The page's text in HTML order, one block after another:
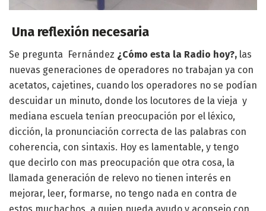
Una reflexión necesaria
Se pregunta Fernández ¿Cómo esta la Radio hoy?, las
nuevas generaciones de operadores no trabajan ya con
acetatos, cajetines, cuando los operadores no se podían
descuidar un minuto, donde los locutores de la vieja y
mediana escuela tenían preocupación por el léxico,
dicción, la pronunciación correcta de las palabras con
coherencia, con sintaxis. Hoy es lamentable, y tengo
que decirlo con mas preocupación que otra cosa, la
llamada generación de relevo no tienen interés en
mejorar, leer, formarse, no tengo nada en contra de